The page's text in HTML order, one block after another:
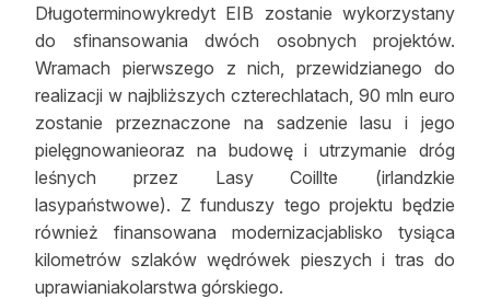
Długoterminowykredyt EIB zostanie wykorzystany
do sfinansowania dwóch osobnych projektów.
Wramach pierwszego z nich, przewidzianego do
realizacji w najbliższych czterechlatach, 90 mln euro
zostanie przeznaczone na sadzenie lasu i jego
pielęgnowanieoraz na budowę i utrzymanie dróg
leśnych przez Lasy Coillte (irlandzkie
lasypaństwowe). Z funduszy tego projektu będzie
również finansowana modernizacjablisko tysiąca
kilometrów szlaków wędrówek pieszych i tras do
uprawianiakolarstwa górskiego.